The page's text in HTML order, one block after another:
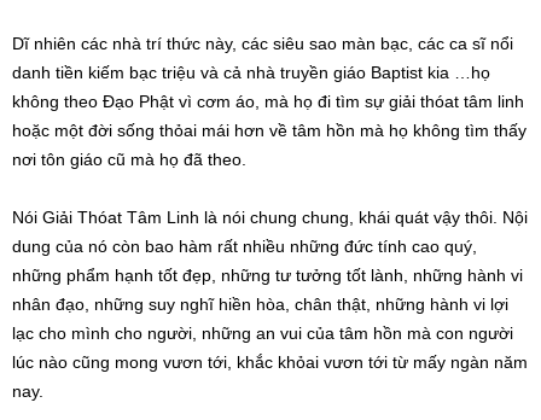
Dĩ nhiên các nhà trí thức này, các siêu sao màn bạc, các ca sĩ nổi
danh tiền kiếm bạc triệu và cả nhà truyền giáo Baptist kia …họ
không theo Đạo Phật vì cơm áo, mà họ đi tìm sự giải thóat tâm linh
hoặc một đời sống thỏai mái hơn về tâm hồn mà họ không tìm thấy
nơi tôn giáo cũ mà họ đã theo.
Nói Giải Thóat Tâm Linh là nói chung chung, khái quát vậy thôi. Nội
dung của nó còn bao hàm rất nhiều những đức tính cao quý,
những phẩm hạnh tốt đẹp, những tư tưởng tốt lành, những hành vi
nhân đạo, những suy nghĩ hiền hòa, chân thật, những hành vi lợi
lạc cho mình cho người, những an vui của tâm hồn mà con người
lúc nào cũng mong vươn tới, khắc khỏai vươn tới từ mấy ngàn năm
nay.